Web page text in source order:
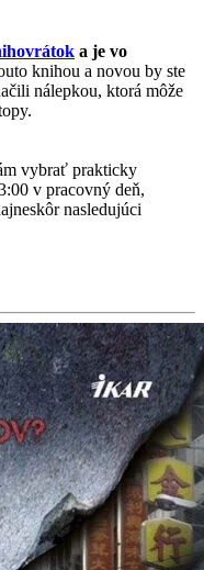
a je vo
knihou a novou by ste
nálepkou, ktorá môže
vybrať prakticky
v pracovný deň,
nasledujúci